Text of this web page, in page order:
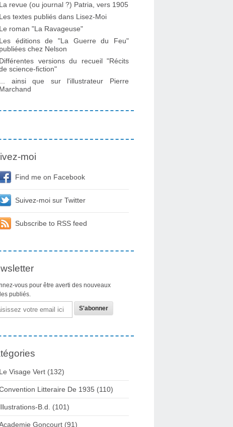
La revue (ou journal ?) Patria, vers 1905
Les textes publiés dans Lisez-Moi
Le roman "La Ravageuse"
Les éditions de "La Guerre du Feu"
publiées chez Nelson
Différentes versions du recueil "Récits
science-fiction"
... ainsi que sur l'illustrateur Pierre
Marchand
moi
Find me on Facebook
Suivez-moi sur Twitter
Subscribe to RSS feed
vous pour être averti des nouveaux
publiés.
Le Visage Vert (132)
Litteraire De 1935 (110)
Illustrations-B.d. (101)
Goncourt (91)